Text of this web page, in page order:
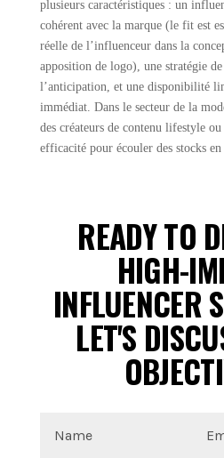
plusieurs caractéristiques : un
cohérent avec la marque (le fit est
réelle de l’influenceur dans la
apposition de logo), une stratégie
l’anticipation, et une disponibilité
immédiat. Dans le secteur de la
des créateurs de contenu lifestyle
efficacité pour écouler des stocks en
READY TO
HIGH-
INFLUENCER
LET'S